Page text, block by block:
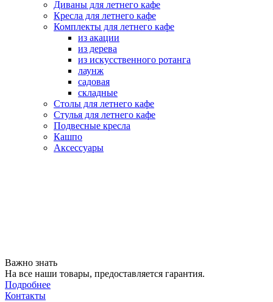
Диваны для летнего кафе
Кресла для летнего кафе
Комплекты для летнего кафе
из акации
из дерева
из искусственного ротанга
лаунж
садовая
складные
Столы для летнего кафе
Стулья для летнего кафе
Подвесные кресла
Кашпо
Аксессуары
Важно знать
На все наши товары, предоставляется гарантия.
Подробнее
Контакты